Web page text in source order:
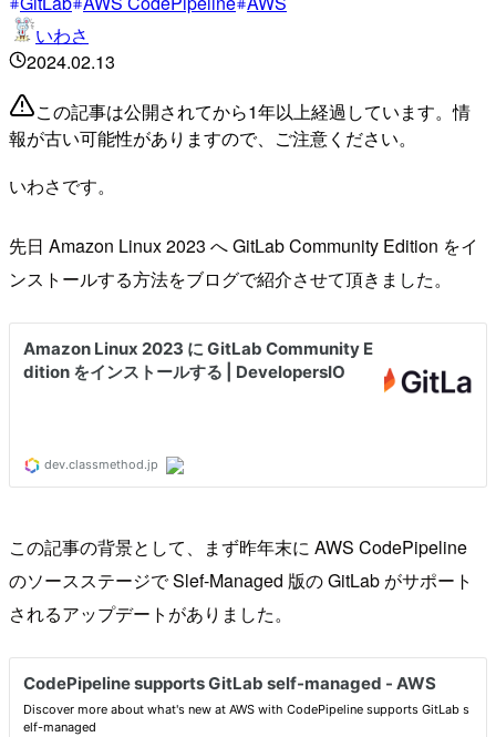
いわさ
2024.02.13
この記事は公開されてから1年以上経過しています。情
報が古い可能性がありますので、ご注意ください。
いわさです。
先日 Amazon Linux 2023 へ GitLab Community Edition をイ
ンストールする方法をブログで紹介させて頂きました。
この記事の背景として、まず昨年末に AWS CodePipeline
のソースステージで Slef-Managed 版の GitLab がサポート
されるアップデートがありました。